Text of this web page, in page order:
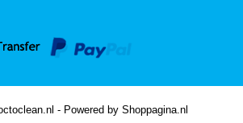
- Powered by Shoppagina.nl